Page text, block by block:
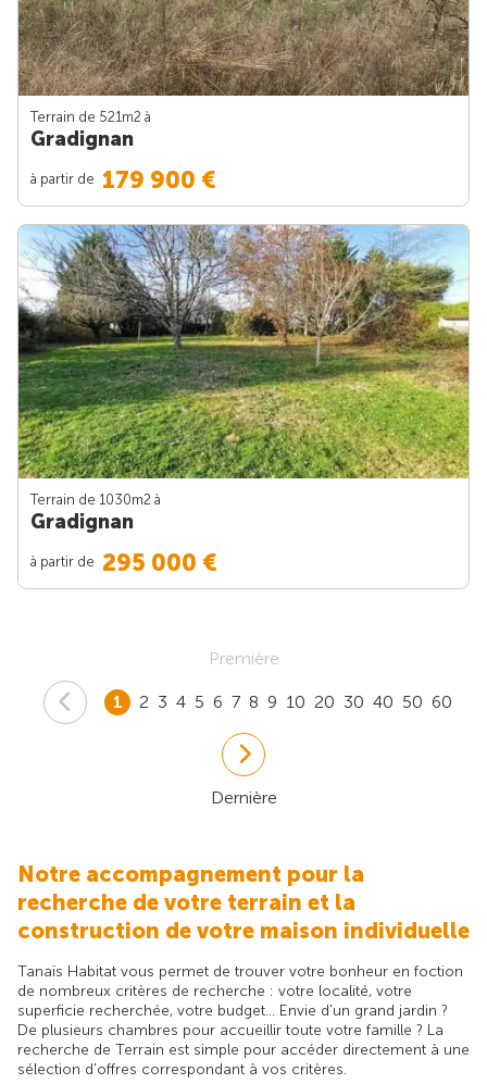
Terrain de 521m2 à
Gradignan
à partir de 179 900 €
Terrain de 1030m2 à
Gradignan
à partir de 295 000 €
Première
1 2 3 4 5 6 7 8 9 10 20 30 40 50 60
Dernière
Notre accompagnement pour la
recherche de votre terrain et la
construction de votre maison individuelle
Tanaïs Habitat vous permet de trouver votre bonheur en foction
de nombreux critères de recherche : votre localité, votre
superficie recherchée, votre budget... Envie d'un grand jardin ?
De plusieurs chambres pour accueillir toute votre famille ? La
recherche de Terrain est simple pour accéder directement à une
sélection d'offres correspondant à vos critères.